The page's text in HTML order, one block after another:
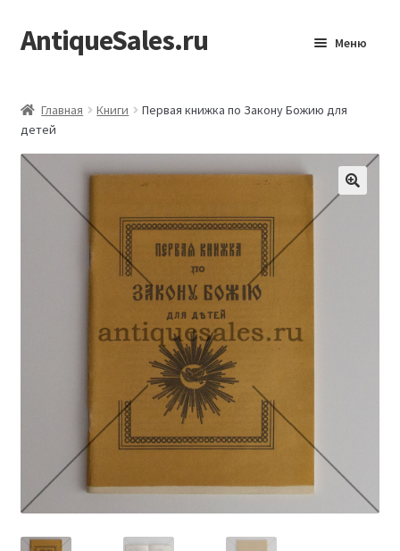
Перейти
к
Перейти
к
AntiqueSales.ru Меню
Главная Книги
Первая книжка по Закону Божию для
детей